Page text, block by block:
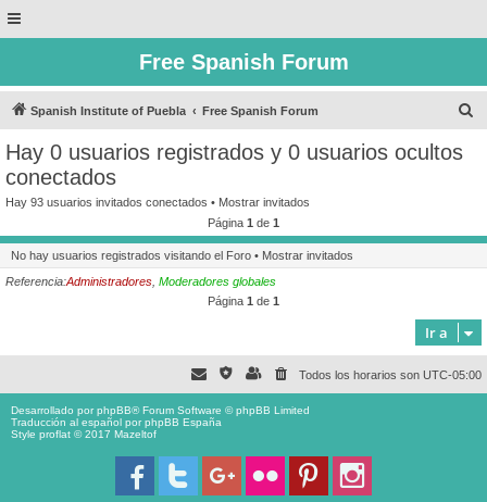
Free Spanish Forum
Spanish Institute of Puebla Free Spanish Forum
r
Hay 0 usuarios registrados y 0 usuarios ocultos
conectados
Hay 93 usuarios invitados conectados • Mostrar invitados
Página 1 de 1
No hay usuarios registrados visitando el Foro • Mostrar invitados
Referencia:Administradores Moderadores globales
Página 1 de 1
Ir a
Todos los horarios son UTC-05:00
Desarrollado porphpBB® Forum Software © phpBB Limited
Traducción al español porphpBB España
Style proflat © 2017 Mazeltof